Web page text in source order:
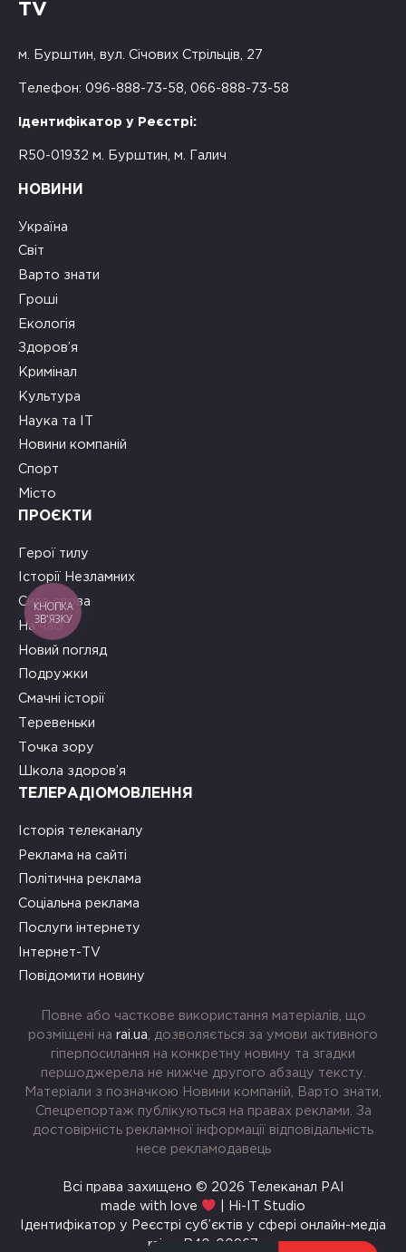
TV
м. Бурштин, вул. Січових Стрільців, 27
Телефон: 096-888-73-58, 066-888-73-58
Ідентифікатор у Реєстрі:
R50-01932 м. Бурштин, м. Галич
НОВИНИ
Україна
Світ
Варто знати
Гроші
Екологія
Здоров’я
Кримінал
Культура
Наука та ІТ
Новини компаній
Спорт
Місто
ПРОЄКТИ
Герої тилу
Історії Незламних
Сила слова
На часі
Новий погляд
Подружки
Смачні історії
Теревеньки
Точка зору
Школа здоров’я
ТЕЛЕРАДІОМОВЛЕННЯ
Історія телеканалу
Реклама на сайті
Політична реклама
Соціальна реклама
Послуги інтернету
Інтернет-TV
Повідомити новину
Повне або часткове використання матеріалів, що
розміщені на rai.ua , дозволяється за умови активного
гіперпосилання на конкретну новину та згадки
першоджерела не нижче другого абзацу тексту.
Матеріали з позначкою Новини компаній, Варто знати,
Спецрепортаж публікуються на правах реклами. За
достовірність рекламної інформації відповідальність
несе рекламодавець
Всі права захищено © 2026 Телеканал РАІ
made with love
| Hi-IT Studio
Ідентифікатор у Реєстрі суб’єктів у сфері онлайн-медіа
rai.ua R40-00967
КНОПКА
ЗВ'ЯЗКУ